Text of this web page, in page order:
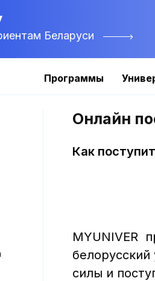
Беларуси
Программы
Онлайн
Как
MYUNIVER
силы и